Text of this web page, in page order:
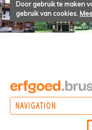
Door gebruik te maken
gebruik van cookies.
NAVIGATION